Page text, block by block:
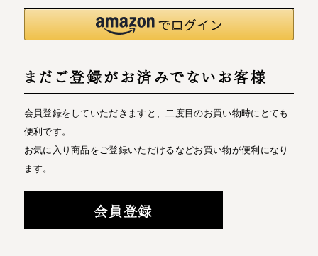
まだご登録がお済みでないお客様
会員登録をしていただきますと、二度目のお買い物時にとても
便利です。
お気に入り商品をご登録いただけるなどお買い物が便利になり
ます。
会員登録